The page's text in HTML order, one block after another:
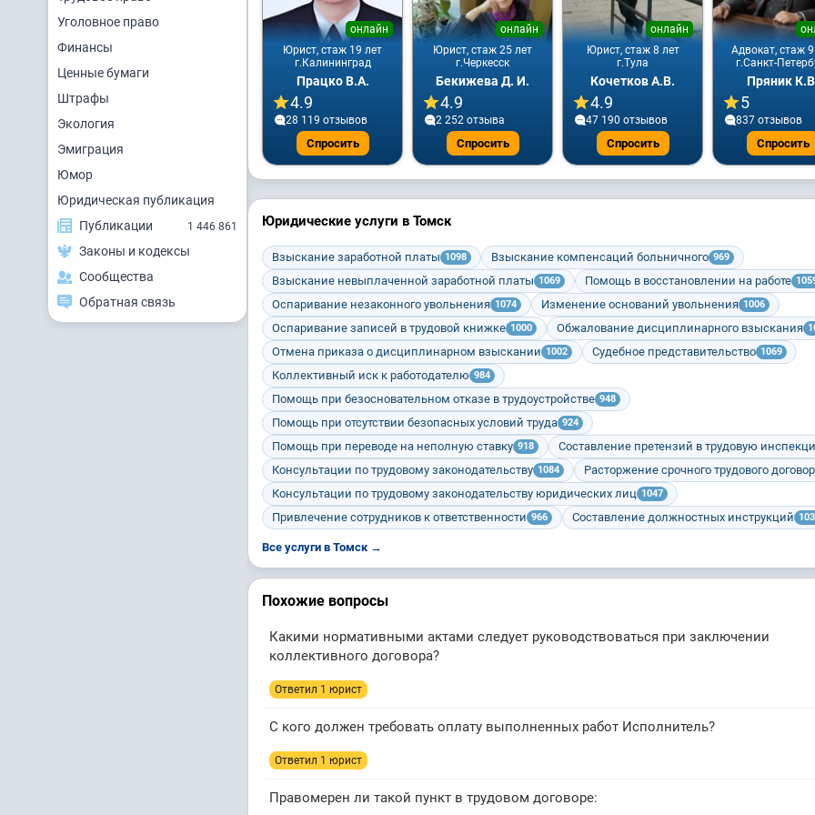
Уголовное право
Финансы
Ценные бумаги
Штрафы
Экология
Эмиграция
Юмор
Юридическая публикация
Публикации
1 446 861
Законы и кодексы
Сообщества
Обратная связь
Юрист, стаж 19 лет
онлайн
г.Калининград
Працко В.А.
4.9
28 119 отзывов
Спросить
Юрист, стаж 25 лет
онлайн
г.Черкесск
Бекижева Д. И.
4.9
2 252 отзывa
Спросить
Юрист, стаж 8 лет
онлайн
г.Тула
Кочетков А.В.
4.9
47 190 отзывов
Спросить
Адвокат, стаж
г.Санкт-
Пряник
5
837 отзывов
Спросить
Юридические услуги в Томск
Взыскание заработной платы 1098 Взыскание компенсаций больничного 969
Взыскание невыплаченной заработной платы 1069 Помощь в восстановлении на работе
Оспаривание незаконного увольнения 1074 Изменение оснований увольнения 1006
Оспаривание записей в трудовой книжке 1000 Обжалование дисциплинарного взыскания
Отмена приказа о дисциплинарном взыскании 1002 Судебное представительство 1069
Коллективный иск к работодателю 984
Помощь при безосновательном отказе в трудоустройстве 948
Помощь при отсутствии безопасных условий труда 924
Помощь при переводе на неполную ставку 918 Составление претензий в трудовую
Консультации по трудовому законодательству 1084 Расторжение срочного трудового
Консультации по трудовому законодательству юридических лиц 1047
Привлечение сотрудников к ответственности 966 Составление должностных инструкций
Все услуги в Томск →
Похожие вопросы
Какими нормативными актами следует руководствоваться при заключении
коллективного договора?
Ответил 1 юрист
С кого должен требовать оплату выполненных работ Исполнитель?
Ответил 1 юрист
Правомерен ли такой пункт в трудовом договоре: